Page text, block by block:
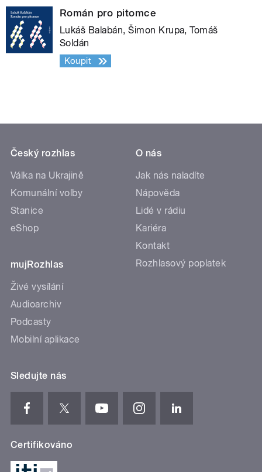
Román pro pitomce
Lukáš Balabán, Šimon Krupa, Tomáš
Soldán
Koupit
Český rozhlas
Válka na Ukrajině
Komunální volby
Stanice
eShop
mujRozhlas
Živé vysílání
Audioarchiv
Podcasty
Mobilní aplikace
O nás
Jak nás naladíte
Nápověda
Lidé v rádiu
Kariéra
Kontakt
Rozhlasový poplatek
Sledujte nás
Certifikováno